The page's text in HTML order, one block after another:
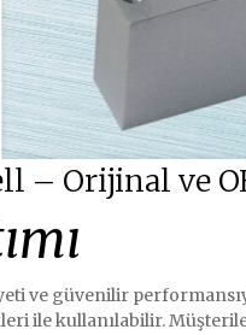
– Orijinal ve
ve güvenilir
ile kullanılabilir.